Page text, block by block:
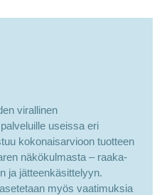
virallinen
useissa eri
kokonaisarvioon tuotteen
näkökulmasta – raaka-
ja jätteenkäsittelyyn.
myös vaatimuksia